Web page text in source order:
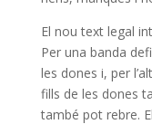
El nou text legal
Per una banda
les dones i, per
fills de les dones
també pot rebre.